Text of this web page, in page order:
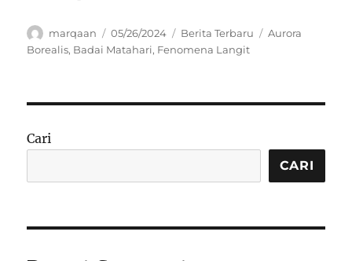
Author
marqaan
Posted
on
05/26/2024 Categories
Berita Terbaru Tags
Aurora
Borealis, Badai Matahari, Fenomena Langit
Cari
CARI